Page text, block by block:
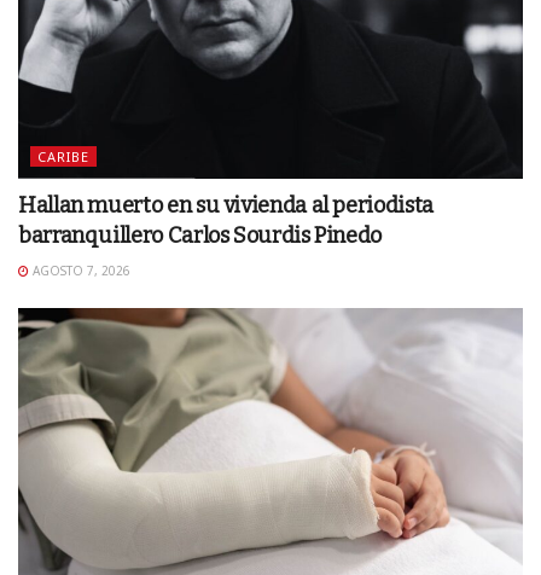
CARIBE
Hallan muerto en su vivienda al periodista
barranquillero Carlos Sourdis Pinedo
AGOSTO 7, 2026